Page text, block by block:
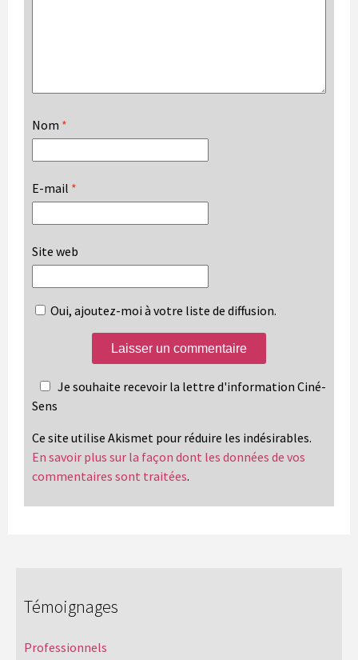
Nom *
E-mail *
Site web
Oui, ajoutez-moi à votre liste de diffusion.
Je souhaite recevoir la lettre d'information Ciné-
Sens
Ce site utilise Akismet pour réduire les indésirables.
En savoir plus sur la façon dont les données de vos
commentaires sont traitées.
Témoignages
Professionnels